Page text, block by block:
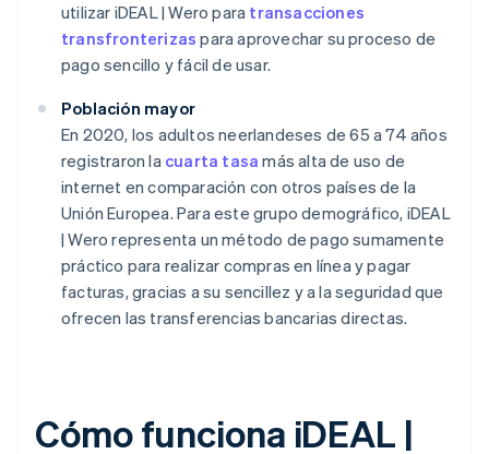
utilizar iDEAL | Wero para transacciones
transfronterizas para aprovechar su proceso de
pago sencillo y fácil de usar.
Población mayor
En 2020, los adultos neerlandeses de 65 a 74 años
registraron la cuarta tasa más alta de uso de
internet en comparación con otros países de la
Unión Europea. Para este grupo demográfico, iDEAL
| Wero representa un método de pago sumamente
práctico para realizar compras en línea y pagar
facturas, gracias a su sencillez y a la seguridad que
ofrecen las transferencias bancarias directas.
Cómo funciona iDEAL |